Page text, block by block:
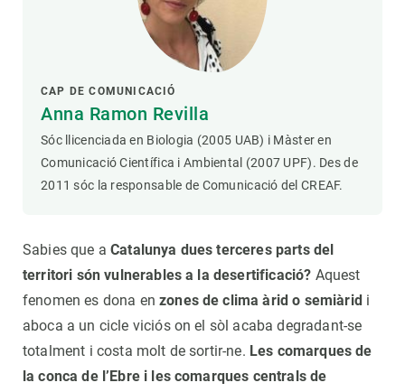
CAP DE COMUNICACIÓ
Anna Ramon Revilla
Sóc llicenciada en Biologia (2005 UAB) i Màster en
Comunicació Científica i Ambiental (2007 UPF). Des de
2011 sóc la responsable de Comunicació del CREAF.
Sabies que aCatalunya dues terceres parts del
territori són vulnerables a la desertificació? Aquest
fenomen es dona enzones de clima àrid o semiàrid i
aboca a un cicle viciós on el sòl acaba degradant-se
totalment i costa molt de sortir-ne. Les comarques de
la conca de l’Ebre i les comarques centrals de